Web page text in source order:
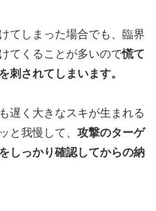
てしまった場合でも、臨界
てくることが多いので慌て
刺されてしまいます。
遅く大きなスキが生まれる
と我慢して、 攻撃のターゲ
しっかり確認してからの納